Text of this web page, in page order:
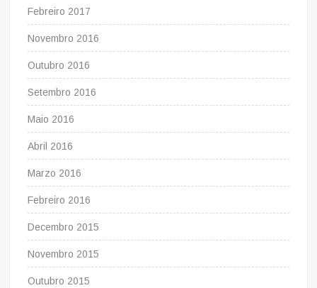
Febreiro 2017
Novembro 2016
Outubro 2016
Setembro 2016
Maio 2016
Abril 2016
Marzo 2016
Febreiro 2016
Decembro 2015
Novembro 2015
Outubro 2015